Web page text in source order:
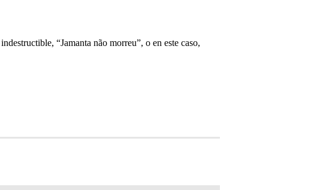
“Jamanta não morreu”, o en este caso,